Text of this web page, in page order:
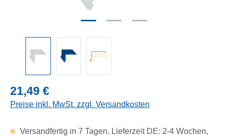
Regulärer Preis:
21,49 €
Preise inkl. MwSt. zzgl. Versandkosten
Versandfertig in 7 Tagen, Lieferzeit DE: 2-4 Wochen,